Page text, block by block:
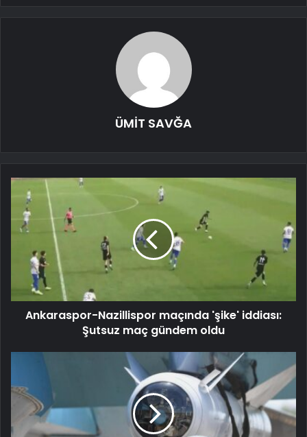
ÜMİT SAVĞA
Ankaraspor-Nazillispor maçında 'şike' iddiası:
Şutsuz maç gündem oldu